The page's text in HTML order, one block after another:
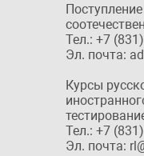
Тел.: +7
Эл. почта:
Курсы
Тел.: +7
Эл. почта: